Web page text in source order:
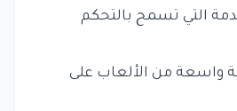
التي تسمح بالتحكم
واسعة من الألعاب على